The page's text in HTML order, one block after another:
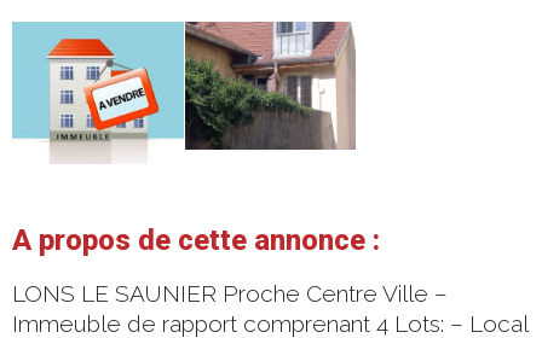
A propos de cette annonce :
LONS LE SAUNIER Proche Centre Ville –
Immeuble de rapport comprenant 4 Lots: – Local